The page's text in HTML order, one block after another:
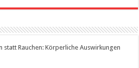
statt Rauchen: Körperliche Auswirkungen